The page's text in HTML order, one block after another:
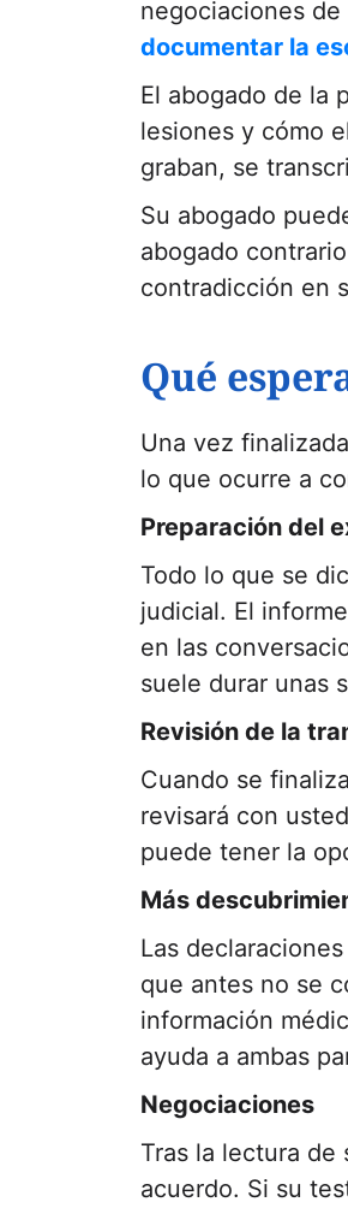
negociaciones
documentar la
El abogado de la
lesiones y cómo
graban, se
Su abogado
abogado
contradicción en
Qué
Una vez
lo que ocurre a
Preparación del
Todo lo que se
judicial. El
en las
suele durar unas
Revisión de la
Cuando se
revisará con
puede tener la
Más
Las
que antes no se
información
ayuda a ambas
Negociaciones
Tras la lectura
acuerdo. Si su